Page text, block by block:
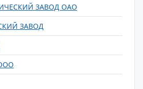
ЗАВОД ОАО
ЗАВОД